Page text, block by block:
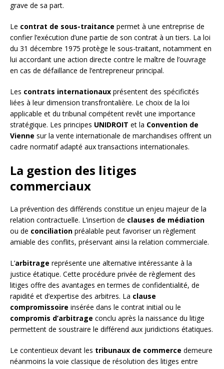
grave de sa part.
Le contrat de sous-traitance permet à une entreprise de
confier l’exécution d’une partie de son contrat à un tiers. La loi
du 31 décembre 1975 protège le sous-traitant, notamment en
lui accordant une action directe contre le maître de l’ouvrage
en cas de défaillance de l’entrepreneur principal.
Les contrats internationaux présentent des spécificités
liées à leur dimension transfrontalière. Le choix de la loi
applicable et du tribunal compétent revêt une importance
stratégique. Les principes UNIDROIT et la Convention de
Vienne sur la vente internationale de marchandises offrent un
cadre normatif adapté aux transactions internationales.
La gestion des litiges
commerciaux
La prévention des différends constitue un enjeu majeur de la
relation contractuelle. L’insertion de clauses de médiation
ou de conciliation préalable peut favoriser un règlement
amiable des conflits, préservant ainsi la relation commerciale.
L’arbitrage représente une alternative intéressante à la
justice étatique. Cette procédure privée de règlement des
litiges offre des avantages en termes de confidentialité, de
rapidité et d’expertise des arbitres. La clause
compromissoire insérée dans le contrat initial ou le
compromis d’arbitrage conclu après la naissance du litige
permettent de soustraire le différend aux juridictions étatiques.
Le contentieux devant les tribunaux de commerce demeure
néanmoins la voie classique de résolution des litiges entre